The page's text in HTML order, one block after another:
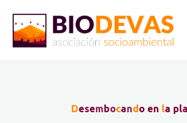
contenido
Desem bocand o en la pla